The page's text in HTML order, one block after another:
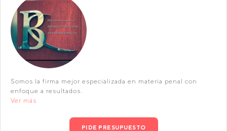
Somos la firma mejor especializada en materia penal con
enfoque a resultados.
Ver más
PIDE PRESUPUESTO